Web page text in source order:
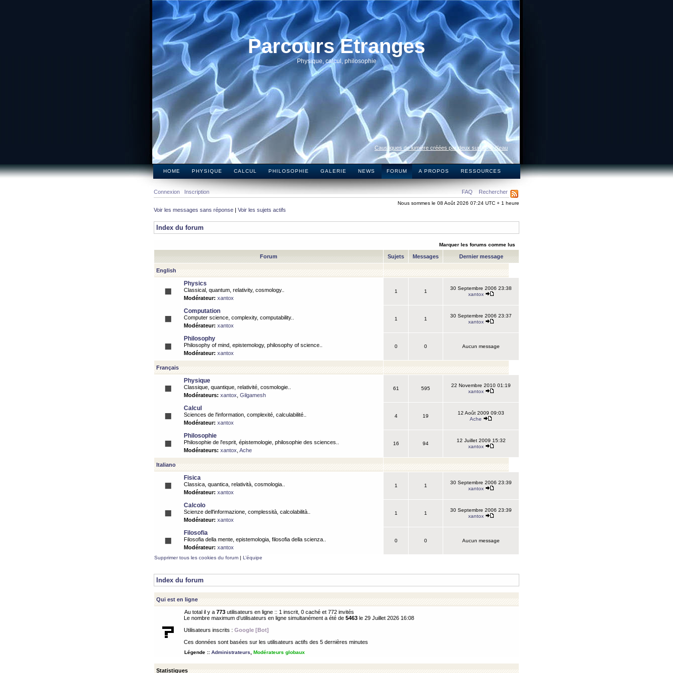
Parcours Etranges
Physique, calcul, philosophie
Caustiques de lumière créées par deux surfaces d’eau
HOME PHYSIQUE CALCUL PHILOSOPHIE GALERIE NEWS FORUM A PROPOS RESSOURCES
FAQ Rechercher
Connexion Inscription
Nous sommes le 08 Août 2026 07:24 UTC + 1 heure
Voir les messages sans réponse | Voir les sujets actifs
Index du forum
Marquer les forums comme lus
Forum Sujets Messages Dernier message
English
Physics
Classical, quantum, relativity, cosmology..
Modérateur: xantox
1 1
30 Septembre 2006 23:38
xantox
Computation
Computer science, complexity, computability..
Modérateur: xantox
1 1
30 Septembre 2006 23:37
xantox
Philosophy
Philosophy of mind, epistemology, philosophy of science..
Modérateur: xantox
0 0 Aucun message
Français
Physique
Classique, quantique, relativité, cosmologie..
Modérateurs: xantox Gilgamesh
61 595
22 Novembre 2010 01:19
xantox
Calcul
Sciences de l'information, complexité, calculabilité..
Modérateur: xantox
4 19
12 Août 2009 09:03
Ache
Philosophie
Philosophie de l'esprit, épistemologie, philosophie des sciences..
Modérateurs: xantox Ache
16 94
12 Juillet 2009 15:32
xantox
Italiano
Fisica
Classica, quantica, relatività, cosmologia..
Modérateur: xantox
1 1
30 Septembre 2006 23:39
xantox
Calcolo
Scienze dell'informazione, complessità, calcolabilità..
Modérateur: xantox
1 1
30 Septembre 2006 23:39
xantox
Filosofia
Filosofia della mente, epistemologia, filosofia della scienza..
Modérateur: xantox
0 0 Aucun message
Supprimer tous les cookies du forum | L’équipe
Index du forum
Qui est en ligne
Au total il y a 773 utilisateurs en ligne :: 1 inscrit, 0 caché et 772 invités
Le nombre maximum d’utilisateurs en ligne simultanément a été de 5463 le 29 Juillet 2026 16:08
Utilisateurs inscrits : Google [Bot]
Ces données sont basées sur les utilisateurs actifs des 5 dernières minutes
Légende :: Administrateurs Modérateurs globaux
Statistiques